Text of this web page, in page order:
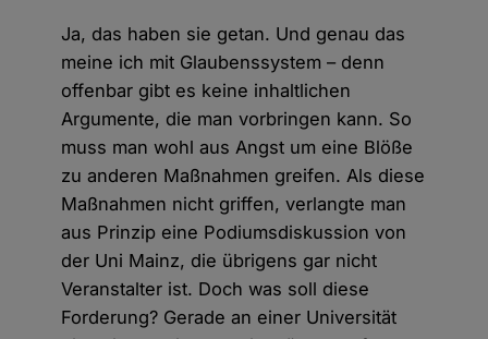
Ja, das haben sie getan. Und genau das
meine ich mit Glaubenssystem – denn
offenbar gibt es keine inhaltlichen
Argumente, die man vorbringen kann. So
muss man wohl aus Angst um eine Blöße
zu anderen Maßnahmen greifen. Als diese
Maßnahmen nicht griffen, verlangte man
aus Prinzip eine Podiumsdiskussion von
der Uni Mainz, die übrigens gar nicht
Veranstalter ist. Doch was soll diese
Forderung? Gerade an einer Universität